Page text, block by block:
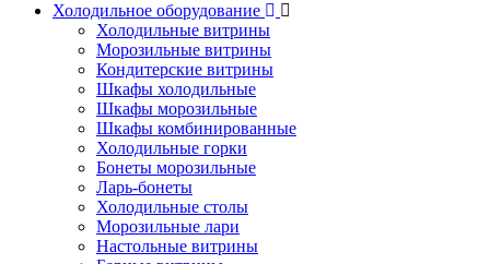
Холодильное оборудование
Холодильные витрины
Морозильные витрины
Кондитерские витрины
Шкафы холодильные
Шкафы морозильные
Шкафы комбинированные
Холодильные горки
Бонеты морозильные
Ларь-бонеты
Холодильные столы
Морозильные лари
Настольные витрины